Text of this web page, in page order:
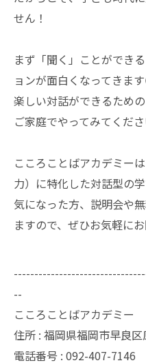
せん！
まず「聞く」ことができ
ョンが面白くなってきま
楽しい対話ができるため
ご家庭でやってみてくださ
こころことばアカデミー
力）に特化した対話型の
気になった方、説明会や
ますので、ぜひお気軽に
--
こころことばアカデミー
住所 : 福岡県福岡市早良
電話番号 : 092-407-7146